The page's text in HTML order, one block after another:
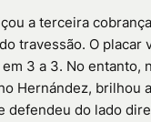
a terceira
travessão. O placar
3 a 3. No entanto,
Hernández, brilhou
defendeu do lado